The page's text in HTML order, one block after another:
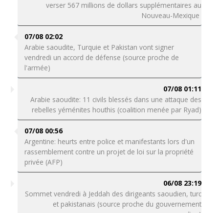
verser 567 millions de dollars supplémentaires au
Nouveau-Mexique
07/08 02:02
Arabie saoudite, Turquie et Pakistan vont signer
vendredi un accord de défense (source proche de
l'armée)
07/08 01:11
Arabie saoudite: 11 civils blessés dans une attaque des
rebelles yéménites houthis (coalition menée par Ryad)
07/08 00:56
Argentine: heurts entre police et manifestants lors d'un
rassemblement contre un projet de loi sur la propriété
privée (AFP)
06/08 23:19
Sommet vendredi à Jeddah des dirigeants saoudien, turc
et pakistanais (source proche du gouvernement